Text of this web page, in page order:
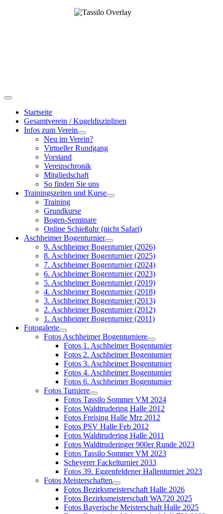
Startseite
Gesamtverein / Kugeldisziplinen
Infos zum Verein
Neu im Verein?
Virtueller Rundgang
Vorstand
Vereinschronik
Mitgliedschaft
So finden Sie uns
Trainingszeiten und Kurse
Training
Grundkurse
Bogen-Seminare
Online Schießuhr (nicht Safari)
Aschheimer Bogenturnier
9. Aschheimer Bogenturnier (2026)
8. Aschheimer Bogenturnier (2025)
7. Aschheimer Bogenturnier (2024)
6. Aschheimer Bogenturnier (2023)
5. Aschheimer Bogenturnier (2019)
4. Aschheimer Bogenturnier (2018)
3. Aschheimer Bogenturnier (2013)
2. Aschheimer Bogenturnier (2012)
1. Aschheimer Bogenturnier (2011)
Fotogalerie
Fotos Aschheimer Bogenturniere
Fotos 1. Aschheimer Bogenturnier
Fotos 2. Aschheimer Bogenturnier
Fotos 3. Aschheimer Bogenturnier
Fotos 4. Aschheimer Bogenturnier
Fotos 6. Aschheimer Bogenturnier
Fotos Turniere
Fotos Tassilo Sommer VM 2024
Fotos Waldtrudering Halle 2012
Fotos Freising Halle Mrz 2012
Fotos PSV Halle Feb 2012
Fotos Waldtrudering Halle 2011
Fotos Waldtruderinger 900er Runde 2023
Fotos Tassilo Sommer VM 2023
Scheyerer Fackelturnier 2033
Fotos 39. Eggenfeldener Hallenturnier 2023
Fotos Meisterschaften
Fotos Bezirksmeisterschaft Halle 2026
Fotos Bezirksmeisterschaft WA720 2025
Fotos Bayerische Meisterschaft Halle 2025